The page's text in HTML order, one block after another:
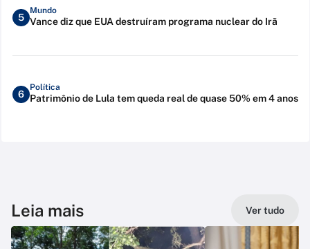
5
Mundo
Vance diz que EUA destruíram programa nuclear do Irã
6
Política
Patrimônio de Lula tem queda real de quase 50% em 4 anos
Leia mais Ver tudo